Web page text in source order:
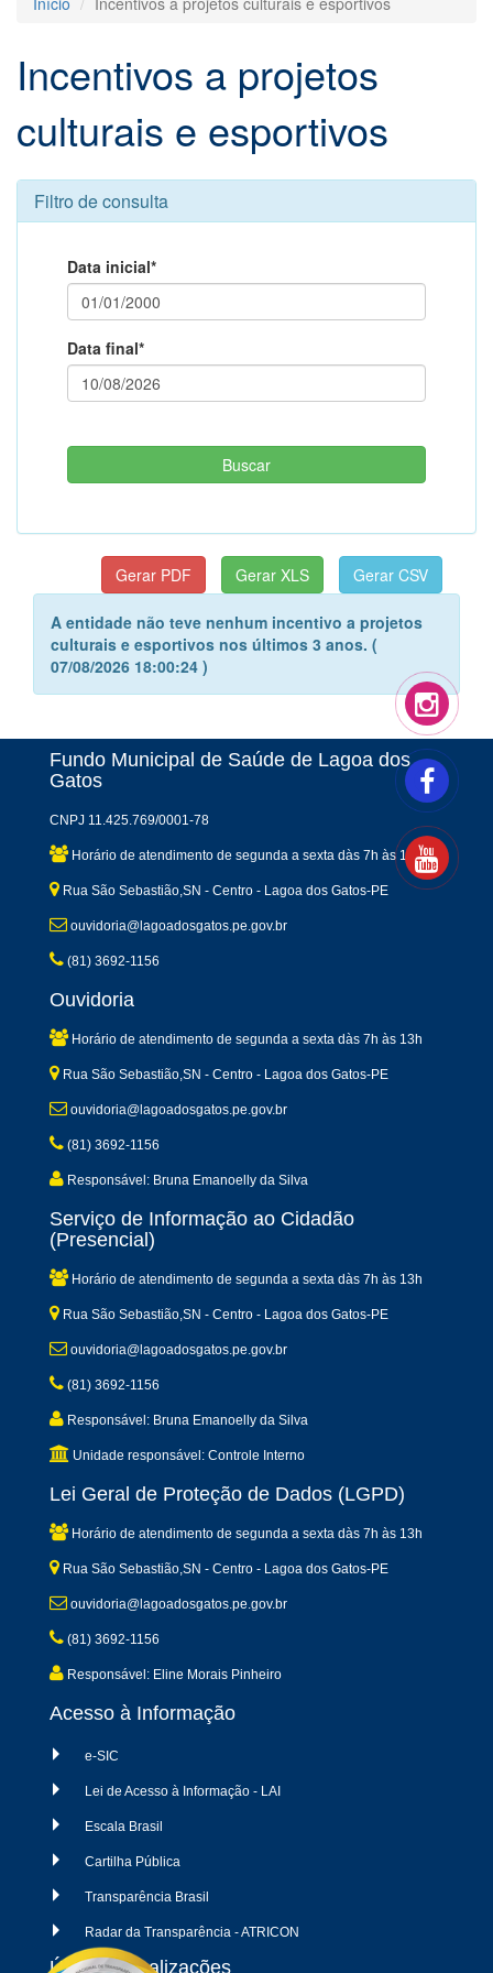
Incentivos a projetos
culturais e esportivos
Filtro de consulta
Data inicial*
Data final*
A entidade não teve nenhum incentivo a projetos
culturais e esportivos nos últimos 3 anos. (
07/08/2026 18:00:24 )
Fundo Municipal de Saúde de Lagoa dos
Gatos
CNPJ 11.425.769/0001-78
Horário de atendimento de segunda a sexta dàs 7h às 13h
Rua São Sebastião,SN - Centro - Lagoa dos Gatos-PE
ouvidoria@lagoadosgatos.pe.gov.br
(81) 3692-1156
Ouvidoria
Horário de atendimento de segunda a sexta dàs 7h às 13h
Rua São Sebastião,SN - Centro - Lagoa dos Gatos-PE
ouvidoria@lagoadosgatos.pe.gov.br
(81) 3692-1156
Responsável: Bruna Emanoelly da Silva
Serviço de Informação ao Cidadão
(Presencial)
Horário de atendimento de segunda a sexta dàs 7h às 13h
Rua São Sebastião,SN - Centro - Lagoa dos Gatos-PE
ouvidoria@lagoadosgatos.pe.gov.br
(81) 3692-1156
Responsável: Bruna Emanoelly da Silva
Unidade responsável: Controle Interno
Lei Geral de Proteção de Dados (LGPD)
Horário de atendimento de segunda a sexta dàs 7h às 13h
Rua São Sebastião,SN - Centro - Lagoa dos Gatos-PE
ouvidoria@lagoadosgatos.pe.gov.br
(81) 3692-1156
Responsável: Eline Morais Pinheiro
Acesso à Informação
e-SIC
Lei de Acesso à Informação - LAI
Escala Brasil
Cartilha Pública
Transparência Brasil
Radar da Transparência - ATRICON
Últimas atualizações